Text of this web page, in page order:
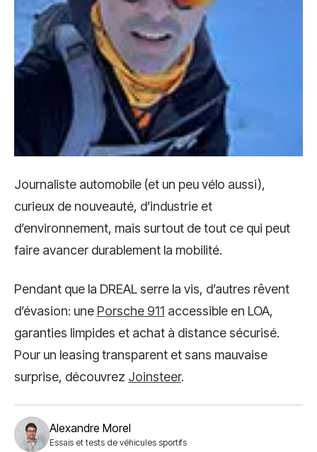
Journaliste automobile (et un peu vélo aussi),
curieux de nouveauté, d’industrie et
d’environnement, mais surtout de tout ce qui peut
faire avancer durablement la mobilité.
Pendant que la DREAL serre la vis, d’autres rêvent
d’évasion: une Porsche 911 accessible en LOA,
garanties limpides et achat à distance sécurisé.
Pour un leasing transparent et sans mauvaise
surprise, découvrez Joinsteer.
Alexandre Morel
Essais et tests de véhicules sportifs